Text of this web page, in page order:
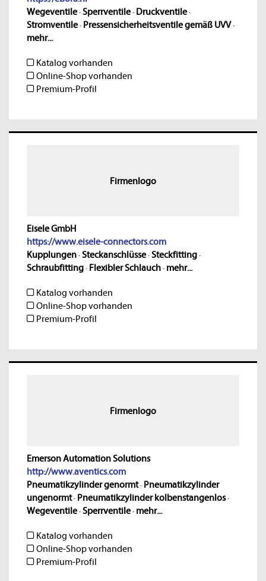
Wegeventile·Sperrventile· Druckventile·
Stromventile· Pressensicherheitsventile gemäß UVV·
mehr...
Katalog vorhanden
Online-Shop vorhanden
Premium-Profil
Firmenlogo
Eisele GmbH
https://www.eisele-connectors.com
Kupplungen·Steckanschlüsse·Steckfitting·
Schraubfitting· Flexibler Schlauch· mehr...
Katalog vorhanden
Online-Shop vorhanden
Premium-Profil
Firmenlogo
Emerson Automation Solutions
http://www.aventics.com
Pneumatikzylinder genormt· Pneumatikzylinder
ungenormt· Pneumatikzylinder kolbenstangenlos·
Wegeventile·Sperrventile· mehr...
Katalog vorhanden
Online-Shop vorhanden
Premium-Profil